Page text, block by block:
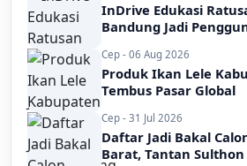
InDrive Edukasi
Bandung Jadi
Cep - 06 Aug 2026
Produk Ikan Lele
Tembus Pasar Global
Cep - 31 Jul 2026
Daftar Jadi Bakal
Barat, Tantan